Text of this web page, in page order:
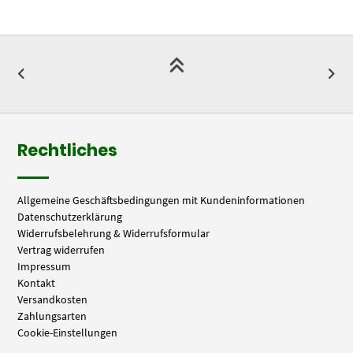
Rechtliches
Allgemeine Geschäftsbedingungen mit Kundeninformationen
Datenschutzerklärung
Widerrufsbelehrung & Widerrufsformular
Vertrag widerrufen
Impressum
Kontakt
Versandkosten
Zahlungsarten
Cookie-Einstellungen